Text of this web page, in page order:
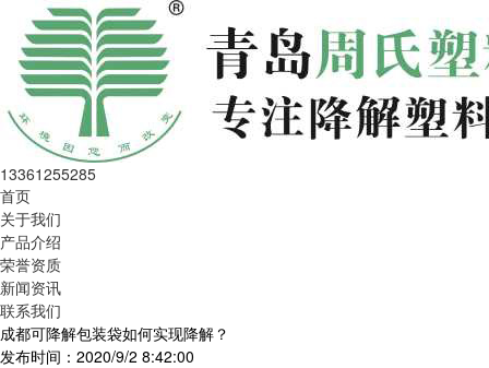
13361255285
首页
关于我们
产品介绍
荣誉资质
新闻资讯
联系我们
成都可降解包装袋如何实现降解？
发布时间：2020/9/2 8:42:00